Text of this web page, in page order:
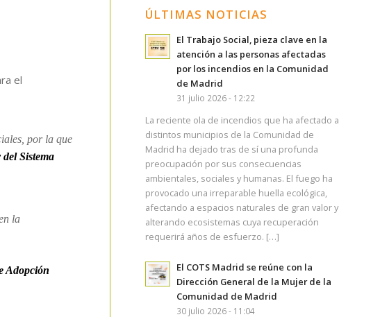
el
por la que
Sistema
la
Adopción
ÚLTIMAS NOTICIAS
El Trabajo Social, pieza clave en la
atención a las personas afectadas
por los incendios en la Comunidad
de Madrid
31 julio 2026 - 12:22
La reciente ola de incendios que ha afectado a
distintos municipios de la Comunidad de
Madrid ha dejado tras de sí una profunda
preocupación por sus consecuencias
ambientales, sociales y humanas. El fuego ha
provocado una irreparable huella ecológica,
afectando a espacios naturales de gran valor y
alterando ecosistemas cuya recuperación
requerirá años de esfuerzo. […]
El COTS Madrid se reúne con la
Dirección General de la Mujer de la
Comunidad de Madrid
30 julio 2026 - 11:04